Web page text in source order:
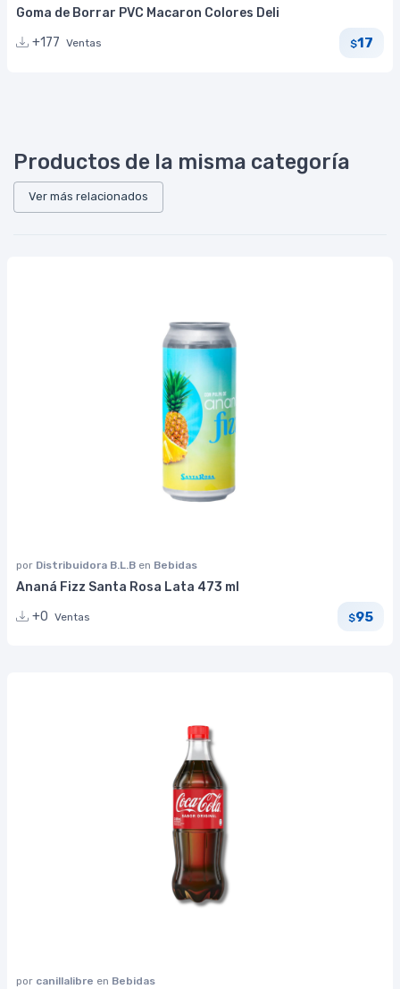
Goma de Borrar PVC Macaron Colores Deli
+177 Ventas $17
Productos de la misma categoría
Ver más relacionados
por Distribuidora B.L.B en Bebidas
Ananá Fizz Santa Rosa Lata 473 ml
+0 Ventas $95
por canillalibre en Bebidas